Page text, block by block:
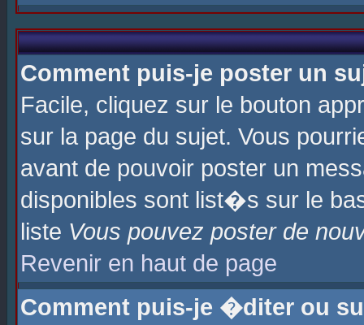
Comment puis-je poster un
Facile, cliquez sur le bouton
sur la page du sujet. Vous
avant de pouvoir poster un
disponibles sont list�s sur le
liste Vous pouvez poster de
Revenir en haut de page
Comment puis-je �diter ou